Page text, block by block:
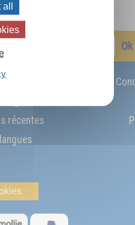
récentes